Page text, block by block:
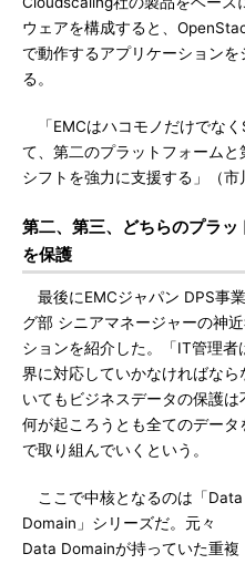
ウェアを構成すると、
で動作するアプリケーション
る。
「EMCはハコモノだけでなく
て、第二のプラットフォーム
シフトを強力に支援する」（市
第二、第三、どちらのプラ
を保護
最後にEMCジャパン DPS事
グ部 シニアマネージャーの神
ションを紹介した。「IT管理
界に対応していかなければな
いてもビジネスデータの保護
何が起ころうとも全てのデー
で取り組んでいくという。
ここで中核となるのは「Data
Domain」シリーズだ。元々
Data Domainが持っていた重複